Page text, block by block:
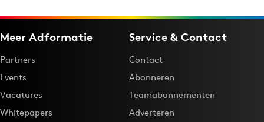
Meer Adformatie
Partners
Events
Vacatures
Whitepapers
Service & Contact
Contact
Abonneren
Teamabonnementen
Adverteren